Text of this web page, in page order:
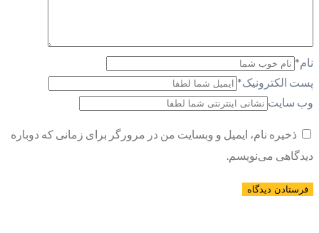
نام*
پست الکترونیک*
وب سایت
ذخیره نام، ایمیل و وبسایت من در مرورگر برای زمانی که دوباره
دیدگاهی می‌نویسم.